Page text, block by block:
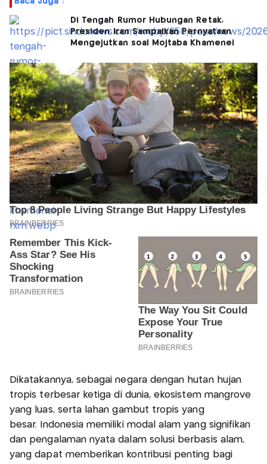
Di Tengah Rumor Hubungan Retak,
Presiden Iran Sampaikan Pernyataan
Mengejutkan soal Mojtaba Khamenei
Dikatakannya, sebagai negara dengan hutan hujan
tropis terbesar ketiga di dunia, ekosistem mangrove
yang luas, serta lahan gambut tropis yang
besar. Indonesia memiliki modal alam yang signifikan
dan pengalaman nyata dalam solusi berbasis alam,
yang dapat memberikan kontribusi penting bagi